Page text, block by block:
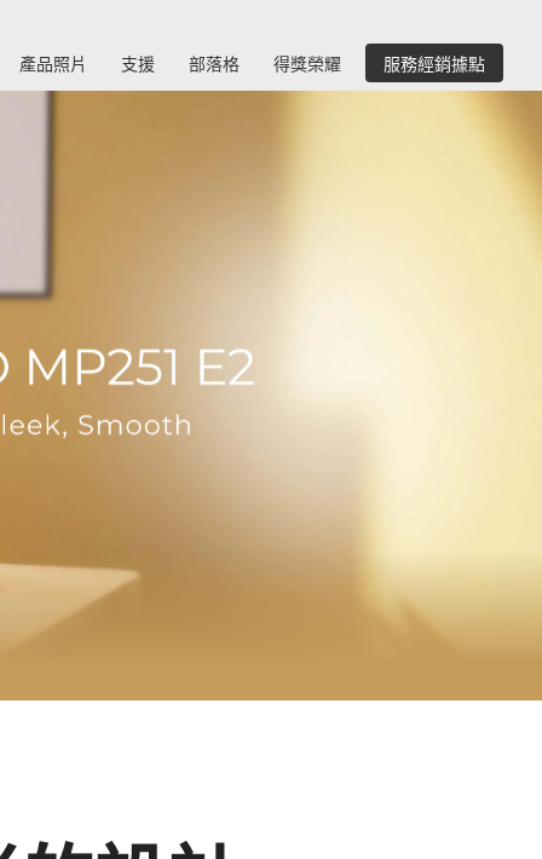
產品照片 支援 部落格 得獎榮耀 服務經銷據點